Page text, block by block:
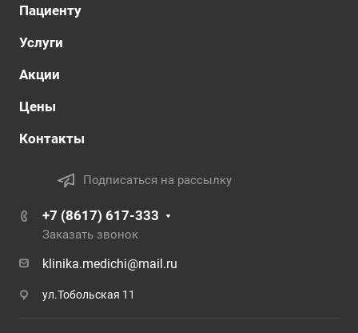
Пациенту
Услуги
Акции
Цены
Контакты
Подписаться на рассылку
+7 (8617) 617-333
Заказать звонок
klinika.medichi@mail.ru
ул.Тобольская 11